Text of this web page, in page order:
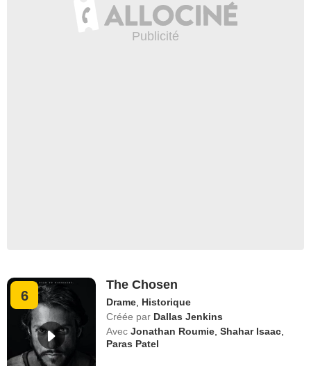
6
The Chosen
Drame Historique
Créée par Dallas Jenkins
Avec Jonathan Roumie ,Shahar Isaac
Paras Patel